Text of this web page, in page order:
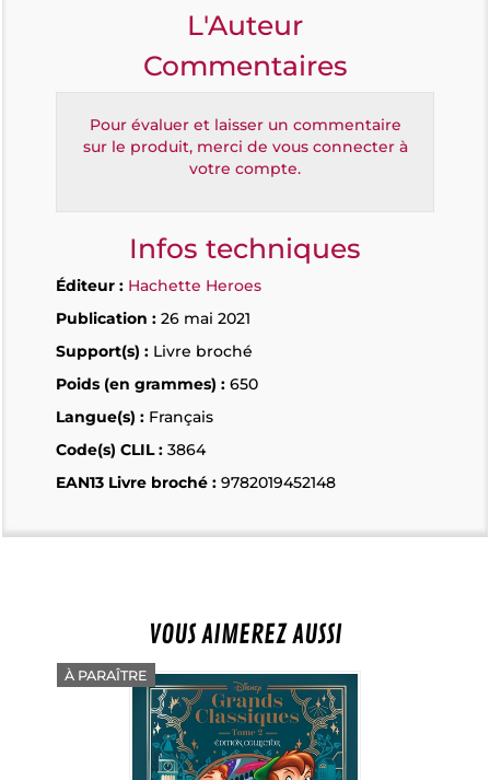
L'Auteur
Commentaires
Pour évaluer et laisser un commentaire
sur le produit, merci de vous connecter à
votre compte.
Infos techniques
Éditeur : Hachette Heroes
Publication : 26 mai 2021
Support(s) : Livre broché
Poids (en grammes) : 650
Langue(s) : Français
Code(s) CLIL : 3864
EAN13 Livre broché : 9782019452148
VOUS AIMEREZ AUSSI
À PARAÎTRE